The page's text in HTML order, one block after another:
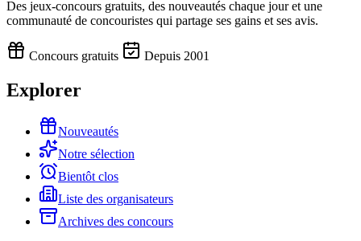
Des jeux-concours gratuits, des nouveautés chaque jour et une
communauté de concouristes qui partage ses gains et ses avis.
Concours gratuits Depuis 2001
Explorer
Nouveautés
Notre sélection
Bientôt clos
Liste des organisateurs
Archives des concours